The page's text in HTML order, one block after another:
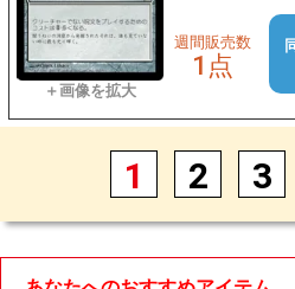
週間販売数
1点
1 2 3